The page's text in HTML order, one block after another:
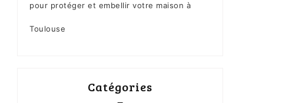
pour protéger et embellir votre maison à
Toulouse
Catégories